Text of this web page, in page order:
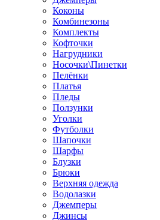
Коконы
Комбинезоны
Комплекты
Кофточки
Нагрудники
Носочки\Пинетки
Пелёнки
Платья
Пледы
Ползунки
Уголки
Футболки
Шапочки
Шарфы
Блузки
Брюки
Верхняя одежда
Водолазки
Джемперы
Джинсы